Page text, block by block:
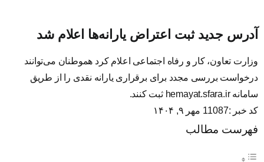
آدرس جدید ثبت اعتراض یارانه‌ها اعلام شد
وزارت تعاون، کار و رفاه اجتماعی اعلام کرد هموطنان می‌توانند
درخواست بررسی مجدد برای برقراری یارانه نقدی را از طریق
سامانه hemayat.sfara.ir ثبت کنند.
کد خبر :11087
مهر ۹, ۱۴۰۴
فهرست مطالب